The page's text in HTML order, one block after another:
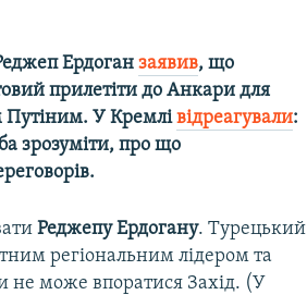
Ердоганзаявив, що
прилетіти до Анкари для
Путіним. У Кремлівідреагували:
зрозуміти, про що
Реджепу Ердогану. Турецький
регіональним лідером та
не може впоратися Захід. (У